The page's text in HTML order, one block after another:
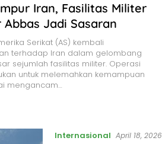
Iran, Fasilitas Militer
Jadi Sasaran
Serikat (AS) kembali
terhadap Iran dalam gelombang
sejumlah fasilitas militer. Operasi
untuk melemahkan kemampuan
mengancam…
Internasional April 18, 2026